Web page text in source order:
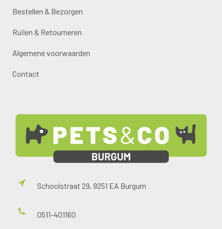
Bestellen & Bezorgen
Ruilen & Retourneren
Algemene voorwaarden
Contact
Schoolstraat 29, 9251 EA Burgum
0511-401160